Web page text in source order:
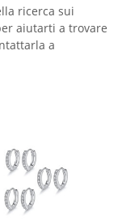
ricerca sui
aiutarti a trovare
a